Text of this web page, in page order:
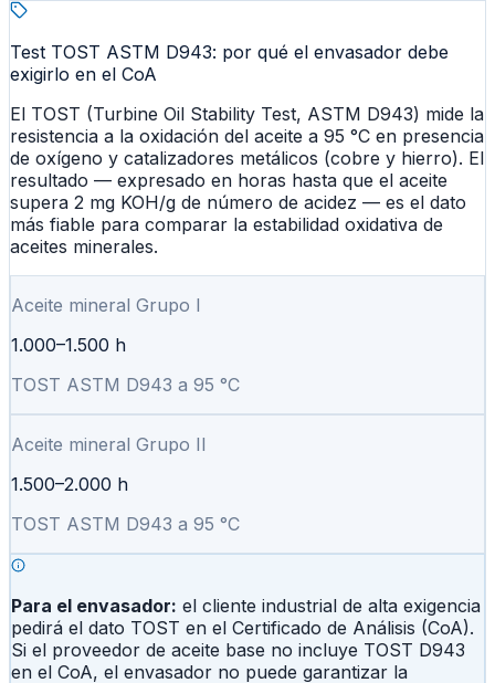
Test TOST ASTM D943: por qué el envasador debe
exigirlo en el CoA
El TOST (Turbine Oil Stability Test, ASTM D943) mide la
resistencia a la oxidación del aceite a 95 °C en presencia
de oxígeno y catalizadores metálicos (cobre y hierro). El
resultado — expresado en horas hasta que el aceite
supera 2 mg KOH/g de número de acidez — es el dato
más fiable para comparar la estabilidad oxidativa de
aceites minerales.
Aceite mineral Grupo I
1.000–1.500 h
TOST ASTM D943 a 95 °C
Aceite mineral Grupo II
1.500–2.000 h
TOST ASTM D943 a 95 °C
Para el envasador: el cliente industrial de alta exigencia
pedirá el dato TOST en el Certificado de Análisis (CoA).
Si el proveedor de aceite base no incluye TOST D943
en el CoA, el envasador no puede garantizar la